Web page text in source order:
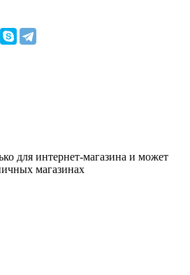
для интернет-магазина и может
магазинах